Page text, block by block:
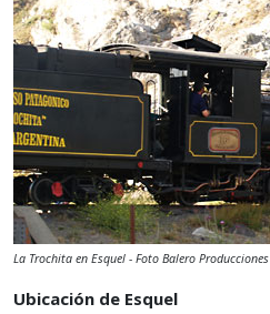
La Trochita en Esquel - Foto Balero Producciones
Ubicación de Esquel